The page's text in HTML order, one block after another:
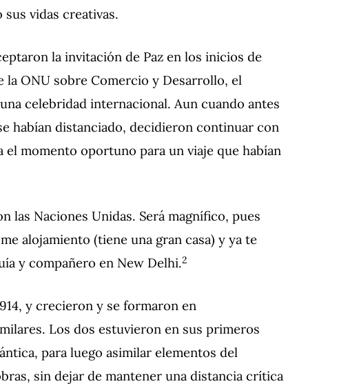
vidas creativas.
la invitación de Paz en los inicios de
la ONU sobre Comercio y Desarrollo, el
celebridad internacional. Aun cuando antes
habían distanciado, decidieron continuar con
momento oportuno para un viaje que habían
las Naciones Unidas. Será magnífico, pues
alojamiento (tiene una gran casa) y ya te
y compañero en New Delhi.2
y crecieron y se formaron en
Los dos estuvieron en sus primeros
para luego asimilar elementos del
sin dejar de mantener una distancia crítica